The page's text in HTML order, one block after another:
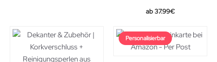
37.99€
Personalisierbar